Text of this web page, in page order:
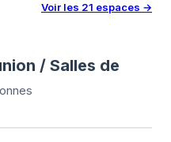
Voir les 21 espaces →
/ Salles de